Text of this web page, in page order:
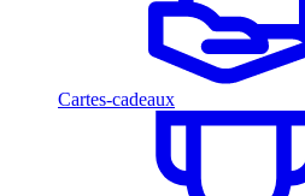
Cartes-cadeaux